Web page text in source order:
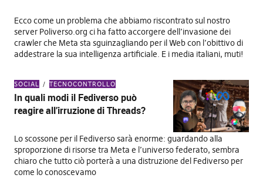
Ecco come un problema che abbiamo riscontrato sul nostro
server Poliverso.org ci ha fatto accorgere dell’invasione dei
crawler che Meta sta sguinzagliando per il Web con l’obittivo di
addestrare la sua intelligenza artificiale. E i media italiani, muti!
SOCIAL TECNOCONTROLLO
In quali modi il Fediverso può
reagire all’irruzione di Threads?
Lo scossone per il Fediverso sarà enorme: guardando alla
sproporzione di risorse tra Meta e l’universo federato, sembra
chiaro che tutto ciò porterà a una distruzione del Fediverso per
come lo conoscevamo